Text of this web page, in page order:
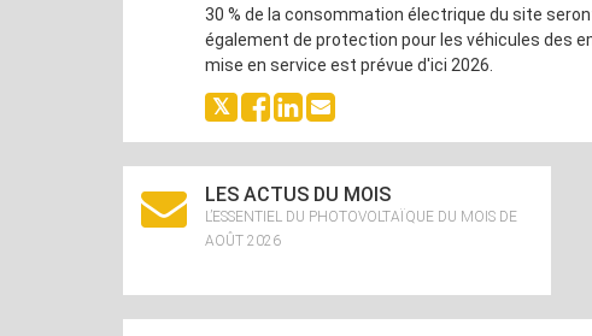
30 % de la consommation électrique du site
également de protection pour les véhicules des
mise en service est prévue d'ici 2026.
LES ACTUS DU MOIS
L’ESSENTIEL DU PHOTOVOLTAÏQUE DU MOIS DE
AOÛT 2026